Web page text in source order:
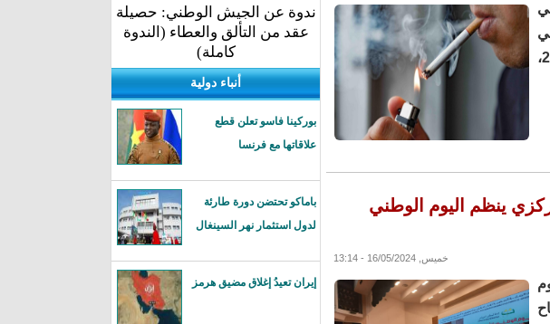
البلاد إلى 10% في عام 2021 مقارنة بـ 18% في عام 2012،
ينظم اليوم الوطني
خميس, 16/05/2024 - 13:14
ندوة عن الجيش الوطني: حصيلة
عقد من التألق والعطاء (الندوة
كاملة)
أنباء دولية
بوركينا فاسو تعلن قطع
علاقاتها مع فرنسا
باماكو تحتضن دورة طارئة
لدول استثمار نهر السينغال
إيران تعيدُ إغلاق مضيق هرمز